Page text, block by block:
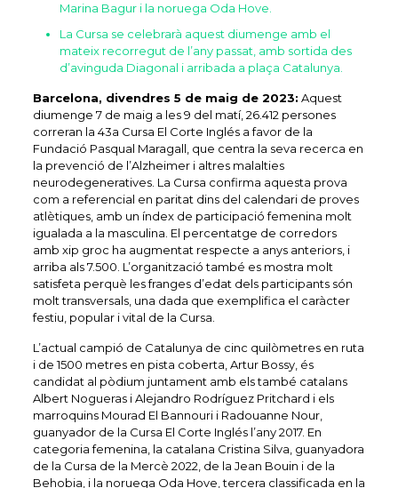
Marina Bagur i la noruega Oda Hove.
La Cursa se celebrarà aquest diumenge amb el
mateix recorregut de l’any passat, amb sortida des
d’avinguda Diagonal i arribada a plaça Catalunya.
Barcelona, divendres 5 de maig de 2023: Aquest
diumenge 7 de maig a les 9 del matí, 26.412 persones
correran la 43a Cursa El Corte Inglés a favor de la
Fundació Pasqual Maragall, que centra la seva recerca en
la prevenció de l’Alzheimer i altres malalties
neurodegeneratives. La Cursa confirma aquesta prova
com a referencial en paritat dins del calendari de proves
atlètiques, amb un índex de participació femenina molt
igualada a la masculina. El percentatge de corredors
amb xip groc ha augmentat respecte a anys anteriors, i
arriba als 7.500. L’organització també es mostra molt
satisfeta perquè les franges d’edat dels participants són
molt transversals, una dada que exemplifica el caràcter
festiu, popular i vital de la Cursa.
L’actual campió de Catalunya de cinc quilòmetres en ruta
i de 1500 metres en pista coberta, Artur Bossy, és
candidat al pòdium juntament amb els també catalans
Albert Nogueras i Alejandro Rodríguez Pritchard i els
marroquins Mourad El Bannouri i Radouanne Nour,
guanyador de la Cursa El Corte Inglés l’any 2017. En
categoria femenina, la catalana Cristina Silva, guanyadora
de la Cursa de la Mercè 2022, de la Jean Bouin i de la
Behobia, i la noruega Oda Hove, tercera classificada en la